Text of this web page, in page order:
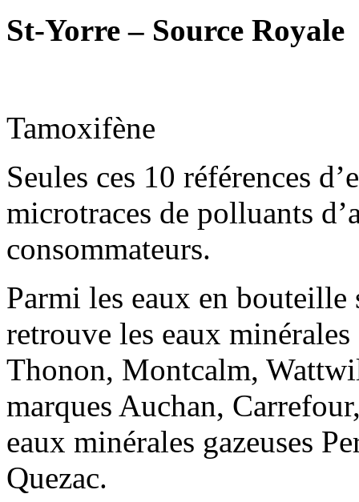
St-Yorre – Source Royale
Tamoxifène
Seules ces 10 références
microtraces de polluants
consommateurs.
Parmi les eaux en bouteille
retrouve les eaux
Thonon, Montcalm,
marques Auchan,
eaux minérales gazeuses
Quezac.